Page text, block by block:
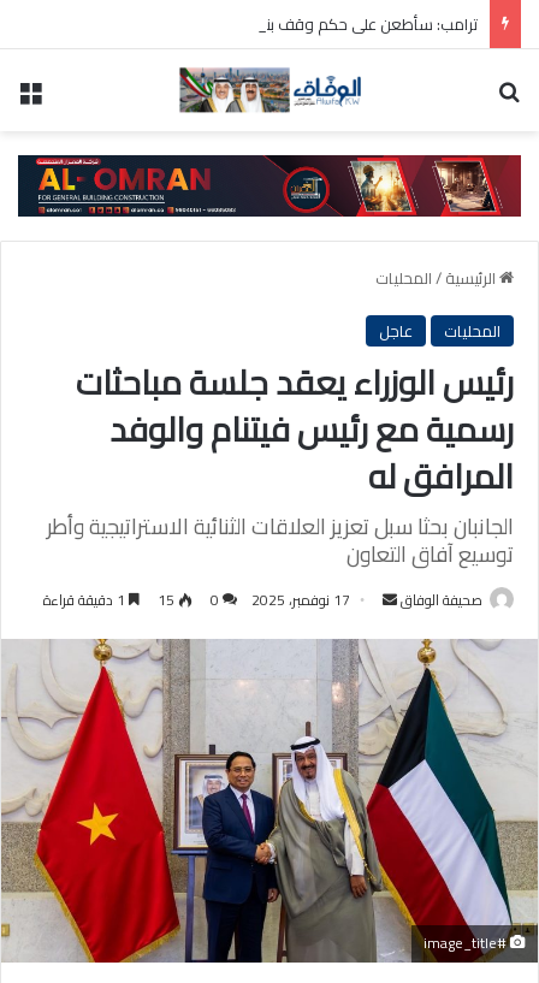
ترامب: سأطعن على حكم وقف بناء قاعة الاحتفالات بالبيت الأبيض
الرئيسية/المحليات
المحليات
عاجل
رئيس الوزراء يعقد جلسة مباحثات
رسمية مع رئيس فيتنام والوفد
المرافق له
الجانبان بحثا سبل تعزيز العلاقات الثنائية الاستراتيجية وأطر
توسيع آفاق التعاون
صحيفة الوفاق
أرسل
إلكترونيا
17 نوفمبر، 2025 0
15
#image_title